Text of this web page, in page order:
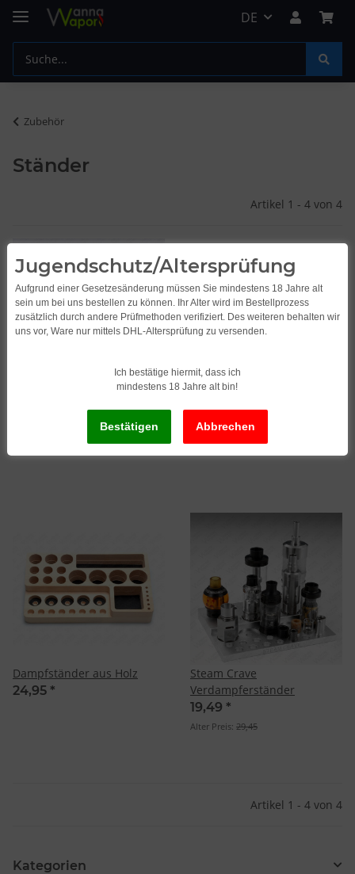
DE
Zubehör
Ständer
Artikel 1 - 4 von 4
für 510er Verdampfer
Dampfständer aus Holz
24,95 *
Steam Crave
Verdampferständer
19,49 *
Alter Preis: 29,45
Artikel 1 - 4 von 4
Kategorien
Jugendschutz/Altersprüfung
Aufgrund einer Gesetzesänderung müssen Sie mindestens 18 Jahre alt
sein um bei uns bestellen zu können. Ihr Alter wird im Bestellprozess
zusätzlich durch andere Prüfmethoden verifiziert. Des weiteren behalten wir
uns vor, Ware nur mittels DHL-Altersprüfung zu versenden.
Ich bestätige hiermit, dass ich
mindestens 18 Jahre alt bin!